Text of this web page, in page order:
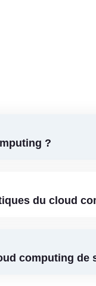
?
du cloud
computing de